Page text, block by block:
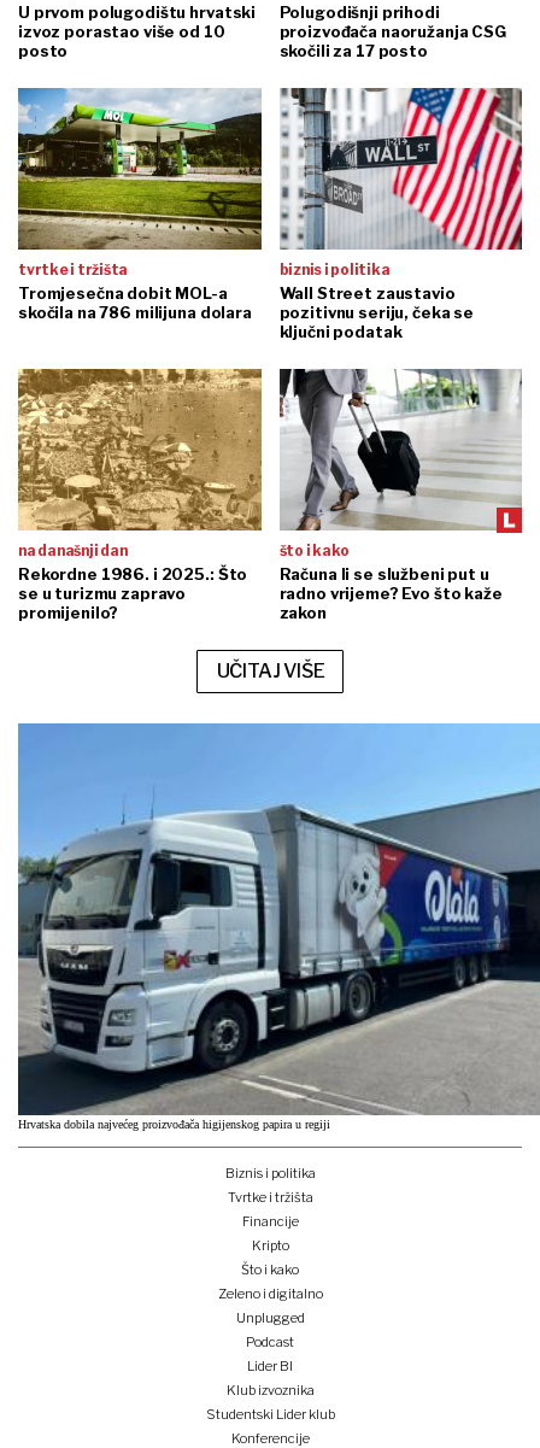
U prvom polugodištu hrvatski
izvoz porastao više od 10
posto
Polugodišnji prihodi
proizvođača naoružanja CSG
skočili za 17 posto
tvrtke i tržišta
Tromjesečna dobit MOL-a
skočila na 786 milijuna dolara
biznis i politika
Wall Street zaustavio
pozitivnu seriju, čeka se
ključni podatak
na današnji dan
Rekordne 1986. i 2025.: Što
se u turizmu zapravo
promijenilo?
što i kako
Računa li se službeni put u
radno vrijeme? Evo što kaže
zakon
UČITAJ VIŠE
Hrvatska dobila najvećeg proizvođača higijenskog papira u regiji
Biznis i politika
Tvrtke i tržišta
Financije
Kripto
Što i kako
Zeleno i digitalno
Unplugged
Podcast
Lider BI
Klub izvoznika
Studentski Lider klub
Konferencije